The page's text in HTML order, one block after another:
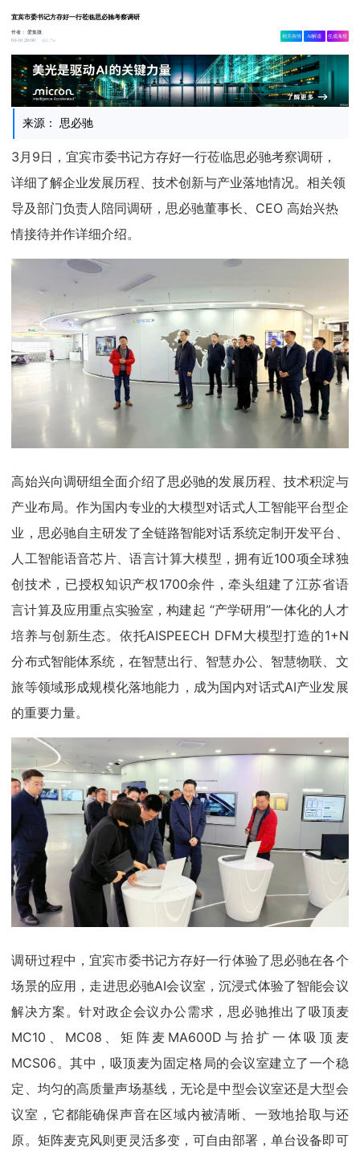
宜宾市委书记方存好一行莅临思必驰考察调研
作者：爱集微
03-10 20:00
2.7w
相关舆情 AI解读 生成海报
来源： 思必驰
3月9日，宜宾市委书记方存好一行莅临思必驰考察调研，
详细了解企业发展历程、技术创新与产业落地情况。相关领
导及部门负责人陪同调研，思必驰董事长、CEO 高始兴热
情接待并作详细介绍。
高始兴向调研组全面介绍了思必驰的发展历程、技术积淀与
产业布局。作为国内专业的大模型对话式人工智能平台型企
业，思必驰自主研发了全链路智能对话系统定制开发平台、
人工智能语音芯片、语言计算大模型，拥有近100项全球独
创技术，已授权知识产权1700余件，牵头组建了江苏省语
言计算及应用重点实验室，构建起 “产学研用”一体化的人才
培养与创新生态。依托AISPEECH DFM大模型打造的1+N
分布式智能体系统，在智慧出行、智慧办公、智慧物联、文
旅等领域形成规模化落地能力，成为国内对话式AI产业发展
的重要力量。
调研过程中，宜宾市委书记方存好一行体验了思必驰在各个
场景的应用，走进思必驰AI会议室，沉浸式体验了智能会议
解决方案。针对政企会议办公需求，思必驰推出了吸顶麦
MC10、MC08、矩阵麦MA600D与拾扩一体吸顶麦
MCS06。其中，吸顶麦为固定格局的会议室建立了一个稳
定、均匀的高质量声场基线，无论是中型会议室还是大型会
议室，它都能确保声音在区域内被清晰、一致地拾取与还
原。矩阵麦克风则更灵活多变，可自由部署，单台设备即可